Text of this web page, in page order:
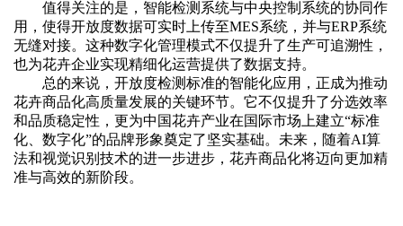
值得关注的是，智能检测系统与中央控制系统的协同作
用，使得开放度数据可实时上传至MES系统，并与ERP系统
无缝对接。这种数字化管理模式不仅提升了生产可追溯性，
也为花卉企业实现精细化运营提供了数据支持。
总的来说，开放度检测标准的智能化应用，正成为推动
花卉商品化高质量发展的关键环节。它不仅提升了分选效率
和品质稳定性，更为中国花卉产业在国际市场上建立“标准
化、数字化”的品牌形象奠定了坚实基础。未来，随着AI算
法和视觉识别技术的进一步进步，花卉商品化将迈向更加精
准与高效的新阶段。